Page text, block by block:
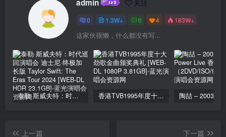
admin 关注
0 1.3W+ 6 4 183W+
这家伙很懒，什么都没有写...
泰勒·斯威夫特：时代巡回演唱会 迪士尼·终极加长版 Taylor Swift: The Eras Tour 2024 [WEB-DL HDR 23.1GB] 香港TVB1995年度十大劲歌金曲颁奖典礼 [WEB-DL 1080P 3.81GB]
上一篇
下一篇